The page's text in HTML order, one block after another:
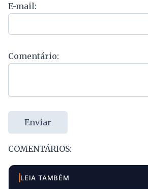
E-mail:
Comentário:
Enviar
COMENTÁRIOS:
LEIA TAMBÉM